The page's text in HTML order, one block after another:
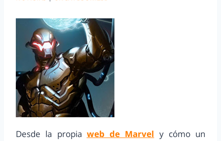
Desde la propia web de Marvel y cómo un